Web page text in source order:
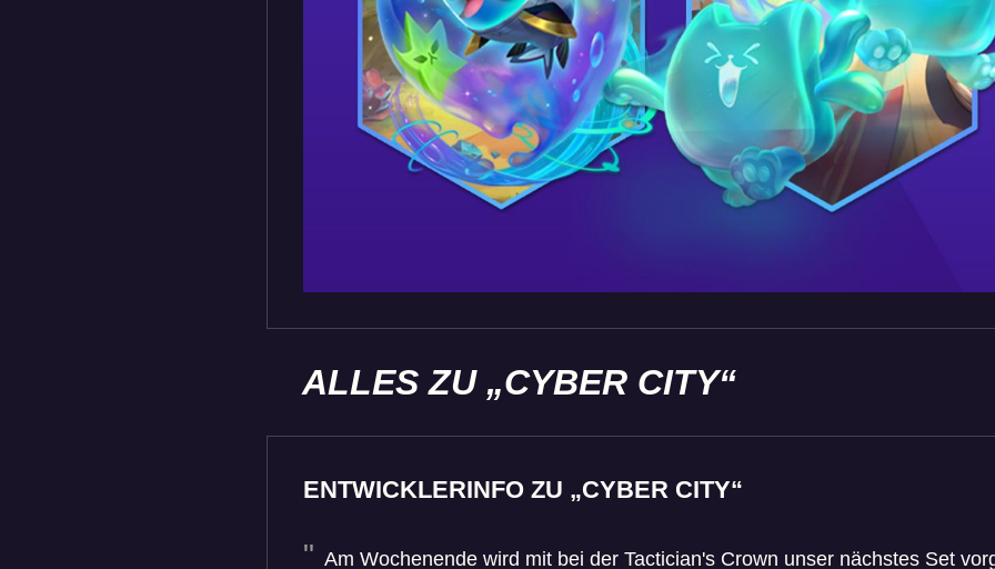
ALLES ZU „CYBER CITY“
ENTWICKLERINFO ZU „CYBER CITY“
Am Wochenende wird mit bei der Tactician's Crown unser nächstes Set